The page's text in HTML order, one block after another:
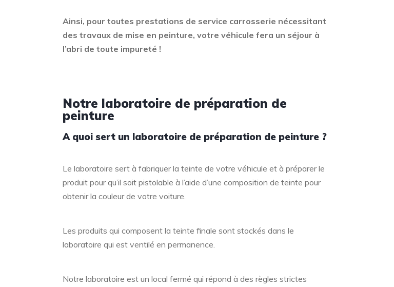
Ainsi, pour toutes prestations de service carrosserie nécessitant
des travaux de mise en peinture, votre véhicule fera un séjour à
l’abri de toute impureté !
Notre laboratoire de préparation de
peinture
A quoi sert un laboratoire de préparation de peinture ?
Le laboratoire sert à fabriquer la teinte de votre véhicule et à préparer le
produit pour qu’il soit pistolable à l’aide d’une composition de teinte pour
obtenir la couleur de votre voiture.
Les produits qui composent la teinte finale sont stockés dans le
laboratoire qui est ventilé en permanence.
Notre laboratoire est un local fermé qui répond à des règles strictes